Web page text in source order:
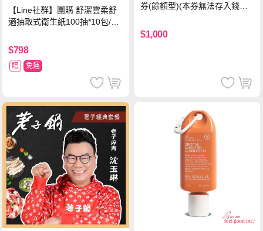
【Line社群】團購 舒潔雲柔舒
適抽取式衛生紙100抽*10包/6
$798
贈 免運
券(餘額型)(本券無法存入錢包
$1,000